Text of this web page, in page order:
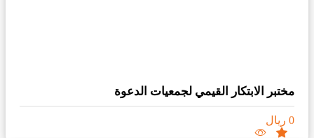
مختبر الابتكار القيمي لجمعيات الدعوة
0 ريال